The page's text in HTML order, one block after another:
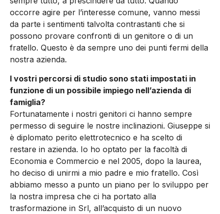
occorre agire per l’interesse comune, vanno messi
da parte i sentimenti talvolta contrastanti che si
possono provare confronti di un genitore o di un
fratello. Questo è da sempre uno dei punti fermi della
nostra azienda.
I vostri percorsi di studio sono stati impostati in
funzione di un possibile impiego nell’azienda di
famiglia?
Fortunatamente i nostri genitori ci hanno sempre
permesso di seguire le nostre inclinazioni. Giuseppe si
è diplomato perito elettrotecnico e ha scelto di
restare in azienda. Io ho optato per la facoltà di
Economia e Commercio e nel 2005, dopo la laurea,
ho deciso di unirmi a mio padre e mio fratello. Così
abbiamo messo a punto un piano per lo sviluppo per
la nostra impresa che ci ha portato alla
trasformazione in Srl, all’acquisto di un nuovo